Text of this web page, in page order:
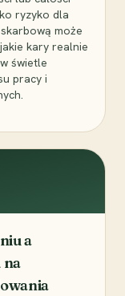
ryzyko dla
może
kary realnie
świetle
pracy i
a
na